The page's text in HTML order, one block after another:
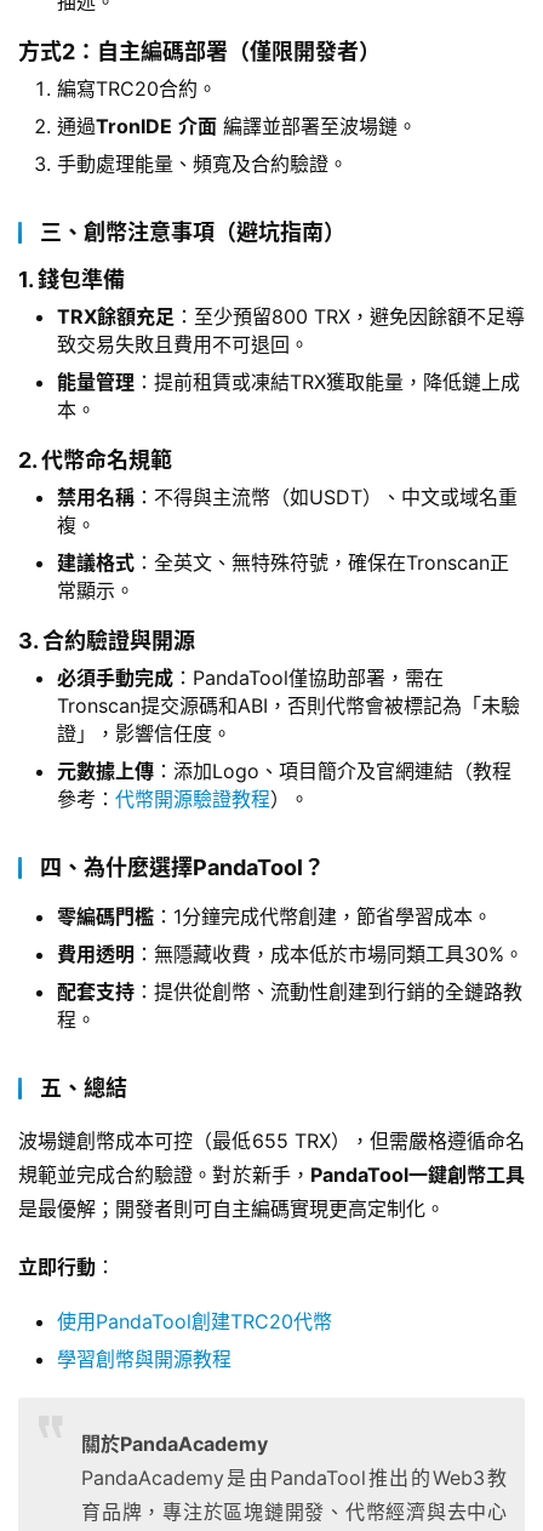
方式2：自主編碼部署（僅限開發者）
編寫TRC20合約。
通過TronIDE 介面 編譯並部署至波場鏈。
手動處理能量、頻寬及合約驗證。
三、創幣注意事項（避坑指南）
1. 錢包準備
TRX餘額充足 ：至少預留800 TRX，避免因餘額不足導
致交易失敗且費用不可退回。
能量管理 ：提前租賃或凍結TRX獲取能量，降低鏈上成
本。
2. 代幣命名規範
禁用名稱 ：不得與主流幣（如USDT）、中文或域名重
複。
建議格式 ：全英文、無特殊符號，確保在Tronscan正
常顯示。
3. 合約驗證與開源
必須手動完成 ：PandaTool僅協助部署，需在
Tronscan提交源碼和ABI，否則代幣會被標記為「未驗
證」，影響信任度。
元數據上傳 ：添加Logo、項目簡介及官網連結（教程
參考： 代幣開源驗證教程）。
四、為什麼選擇PandaTool？
零編碼門檻 ：1分鐘完成代幣創建，節省學習成本。
費用透明 ：無隱藏收費，成本低於市場同類工具30%。
配套支持 ：提供從創幣、流動性創建到行銷的全鏈路教
程。
五、總結
波場鏈創幣成本可控（最低655 TRX），但需嚴格遵循命名
規範並完成合約驗證。對於新手， PandaTool一鍵創幣工具
是最優解；開發者則可自主編碼實現更高定制化。
立即行動 ：
使用PandaTool創建TRC20代幣
學習創幣與開源教程
關於PandaAcademy
PandaAcademy是由PandaTool推出的Web3教
育品牌，專注於區塊鏈開發、代幣經濟與去中心